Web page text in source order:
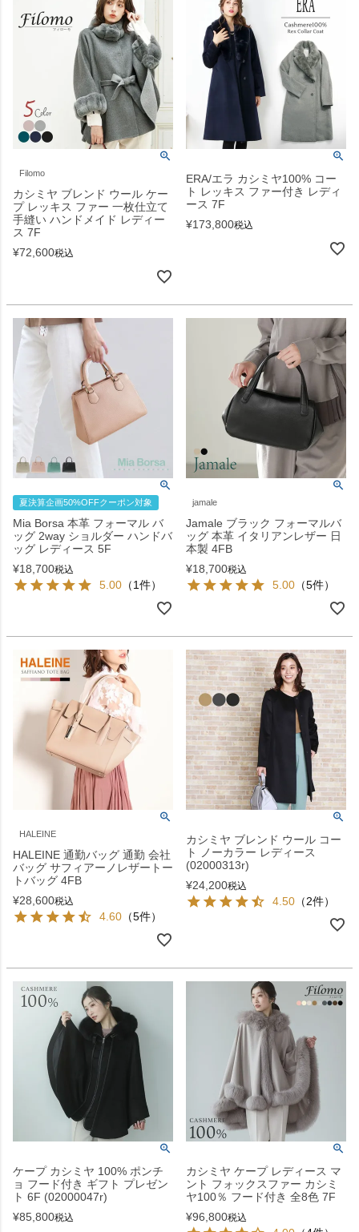
Filomo
カシミヤ ブレンド ウール ケー
プ レッキス ファー 一枚仕立て
手縫い ハンドメイド レディー
ス 7F
¥72,600税込
ERA/エラ カシミヤ100% コー
ト レッキス ファー付き レディ
ース 7F
¥173,800税込
夏決算企画50%OFFクーポン対象
Mia Borsa 本革 フォーマル バ
ッグ 2way ショルダー ハンドバ
ッグ レディース 5F
¥18,700税込
5.00 （1件）
jamale
Jamale ブラック フォーマルバ
ッグ 本革 イタリアンレザー 日
本製 4FB
¥18,700税込
5.00 （5件）
HALEINE
HALEINE 通勤バッグ 通勤 会社
バッグ サフィアーノレザートー
トバッグ 4FB
¥28,600税込
4.60 （5件）
カシミヤ ブレンド ウール コー
ト ノーカラー レディース
(02000313r)
¥24,200税込
4.50 （2件）
ケープ カシミヤ 100% ポンチ
ョ フード付き ギフト プレゼン
ト 6F (02000047r)
¥85,800税込
カシミヤ ケープ レディース マ
ント フォックスファー カシミ
ヤ100％ フード付き 全8色 7F
¥96,800税込